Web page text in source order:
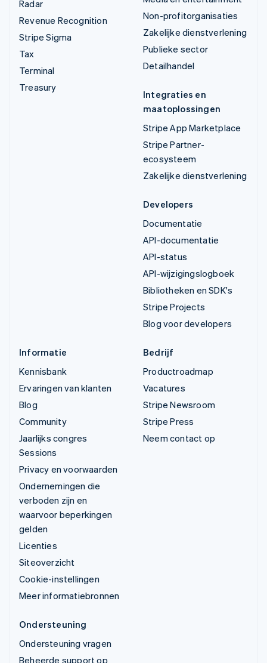
Radar
Revenue Recognition
Stripe Sigma
Tax
Terminal
Treasury
Non-profitorganisaties
Zakelijke dienstverlening
Publieke sector
Detailhandel
Integraties en
maatoplossingen
Stripe App Marketplace
Stripe Partner-
ecosysteem
Zakelijke dienstverlening
Developers
Documentatie
API-documentatie
API-status
API-wijzigingslogboek
Bibliotheken en SDK's
Stripe Projects
Blog voor developers
Informatie
Kennisbank
Ervaringen van klanten
Blog
Community
Jaarlijks congres
Sessions
Privacy en voorwaarden
Ondernemingen die
verboden zijn en
waarvoor beperkingen
gelden
Licenties
Siteoverzicht
Cookie-instellingen
Meer informatiebronnen
Bedrijf
Productroadmap
Vacatures
Stripe Newsroom
Stripe Press
Neem contact op
Ondersteuning
Ondersteuning vragen
Beheerde support op